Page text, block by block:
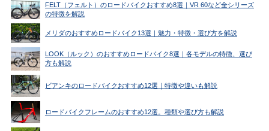
FELT（フェルト）のロードバイクおすすめ8選｜VR 60など全シリーズ
の特徴を解説
メリダのおすすめロードバイク13選｜魅力・特徴・選び方を解説
LOOK（ルック）のおすすめロードバイク8選｜各モデルの特徴、選び
方も解説
ビアンキのロードバイクおすすめ12選｜特徴や違いも解説
ロードバイクフレームのおすすめ12選。種類や選び方も解説